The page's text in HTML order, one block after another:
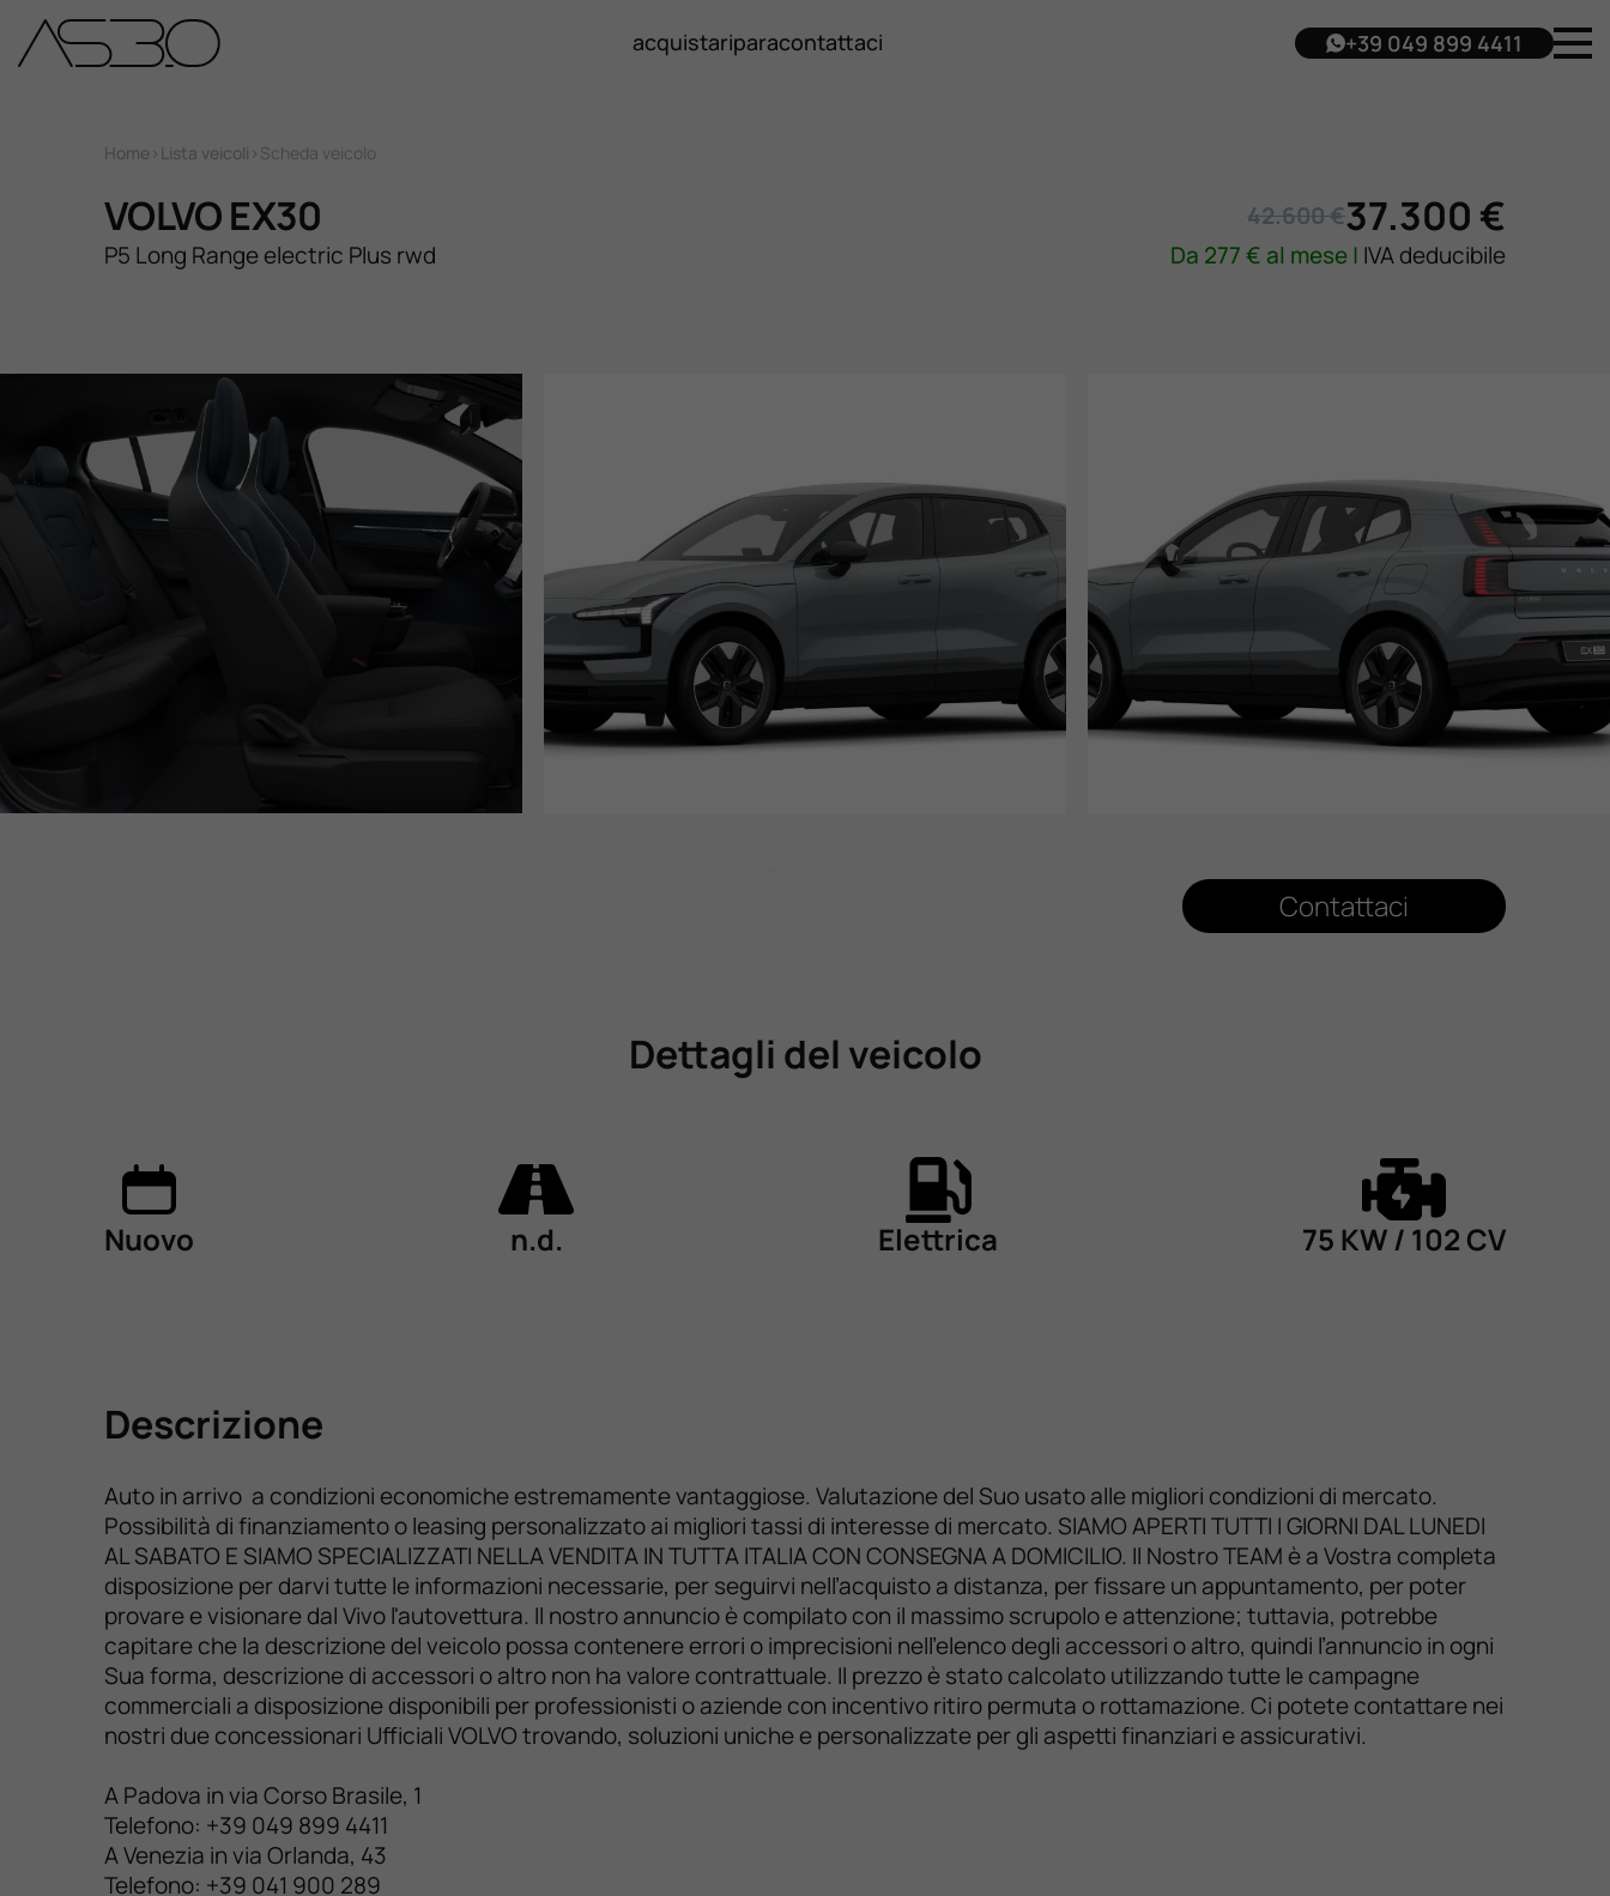
Auto Usate
Novità Sui Nostri Veicoli
Contattaci
acquistariparacontattaci +39 049 899 4411
Home > Lista veicoli > Scheda veicolo
VOLVO EX30
P5 Long Range electric Plus rwd
42.600 €37.300 €
Da 277€ al mese | IVA deducibile
Contattaci
Dettagli del veicolo
Nuovo n.d. Elettrica 75 KW / 102 CV
Descrizione
Auto in arrivo a condizioni economiche estremamente vantaggiose. Valutazione del Suo usato alle migliori condizioni di mercato.
Possibilità di finanziamento o leasing personalizzato ai migliori tassi di interesse di mercato. SIAMO APERTI TUTTI I GIORNI DAL LUNEDI
AL SABATO E SIAMO SPECIALIZZATI NELLA VENDITA IN TUTTA ITALIA CON CONSEGNA A DOMICILIO. Il Nostro TEAM è a Vostra completa
disposizione per darvi tutte le informazioni necessarie, per seguirvi nell’acquisto a distanza, per fissare un appuntamento, per poter
provare e visionare dal Vivo l'autovettura. Il nostro annuncio è compilato con il massimo scrupolo e attenzione; tuttavia, potrebbe
capitare che la descrizione del veicolo possa contenere errori o imprecisioni nell’elenco degli accessori o altro, quindi l’annuncio in ogni
Sua forma, descrizione di accessori o altro non ha valore contrattuale. Il prezzo è stato calcolato utilizzando tutte le campagne
commerciali a disposizione disponibili per professionisti o aziende con incentivo ritiro permuta o rottamazione. Ci potete contattare nei
nostri due concessionari Ufficiali VOLVO trovando, soluzioni uniche e personalizzate per gli aspetti finanziari e assicurativi.
A Padova in via Corso Brasile, 1
Telefono: +39 049 899 4411
A Venezia in via Orlanda, 43
Telefono: +39 041 900 289